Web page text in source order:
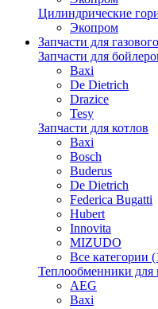
Цилиндрические
Экопром
Запчасти для
Запчасти для
Baxi
De Dietrich
Drazice
Tesy
Запчасти для котлов
Baxi
Bosch
Buderus
De Dietrich
Federica Bugatti
Hubert
Innovita
MIZUDO
Все категории
Теплообменники для
AEG
Baxi